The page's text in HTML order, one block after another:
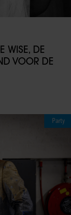
WISE, DE
VOOR DE
Party